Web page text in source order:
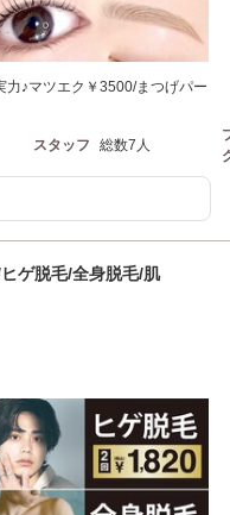
♪マツエク￥3500/まつげパー
スタッフ 総数7人
ゲ脱毛/全身脱毛/肌